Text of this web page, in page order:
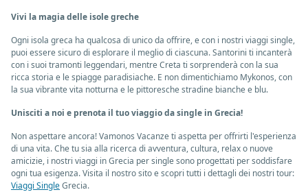
Vivi la magia delle isole greche
Ogni isola greca ha qualcosa di unico da offrire, e con i nostri viaggi single,
puoi essere sicuro di esplorare il meglio di ciascuna. Santorini ti incanterà
con i suoi tramonti leggendari, mentre Creta ti sorprenderà con la sua
ricca storia e le spiagge paradisiache. E non dimentichiamo Mykonos, con
la sua vibrante vita notturna e le pittoresche stradine bianche e blu.
Unisciti a noi e prenota il tuo viaggio da single in Grecia!
Non aspettare ancora! Vamonos Vacanze ti aspetta per offrirti l'esperienza
di una vita. Che tu sia alla ricerca di avventura, cultura, relax o nuove
amicizie, i nostri viaggi in Grecia per single sono progettati per soddisfare
ogni tua esigenza. Visita il nostro sito e scopri tutti i dettagli dei nostri tour:
Viaggi SingleGrecia.